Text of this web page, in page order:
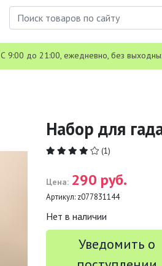
С 9:00 до 21:00, ежедневно, без
Набор для
(1)
Цена: 290 руб.
Артикул: z077831144
Нет в наличии
Уведомить о